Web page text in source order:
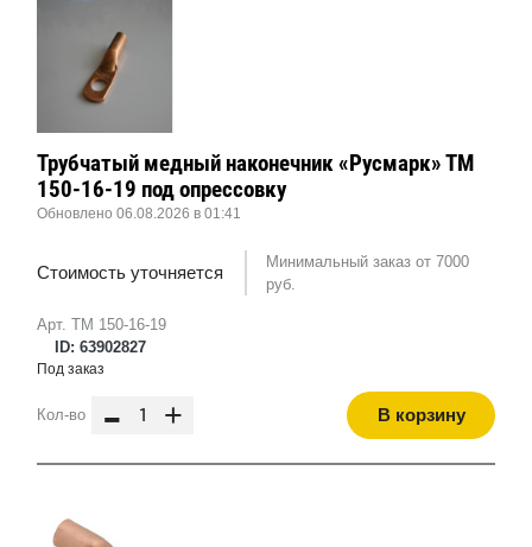
Арт. ТМ 150-16-19
ID: 63902827
Трубчатый медный наконечник «Русмарк» ТМ
150-16-19 под опрессовку
Обновлено 06.08.2026 в 01:41
Стоимость уточняется
Минимальный заказ от 7000
руб.
Под заказ
Кол-во - + В корзину